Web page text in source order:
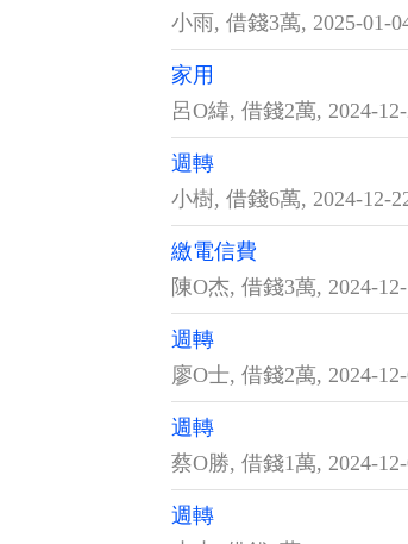
小雨, 借錢3萬, 2025-01-
家用
呂O緯, 借錢2萬, 2024-
週轉
小樹, 借錢6萬, 2024-12-
繳電信費
陳O杰, 借錢3萬, 2024-
週轉
廖O士, 借錢2萬, 2024-
週轉
蔡O勝, 借錢1萬, 2024-
週轉